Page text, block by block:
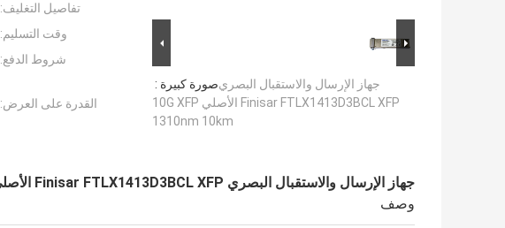
صورة كبيرة :جهاز الإرسال والاستقبال البصري
Finisar FTLX1413D3BCL XFP الأصلي 10G XFP
1310nm 10km
تفاصيل التغليف:
وقت التسليم:
شروط الدفع:
القدرة على العرض:
جهاز الإرسال والاستقبال البصري Finisar FTLX1413D3BCL XFP الأصلي 10G XFP 1310nm 10km
وصف